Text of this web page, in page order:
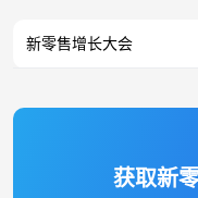
新零售增长大会
获取新